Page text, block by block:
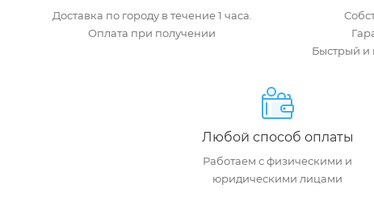
Доставка по городу в течение 1 часа.
Оплата при получении
Быстрый и
Любой способ оплаты
Работаем с физическими и
юридическими лицами